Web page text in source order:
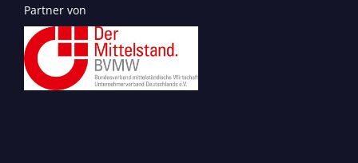
Partner von